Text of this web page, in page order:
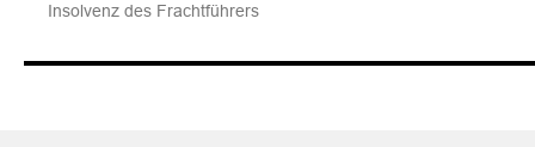
Insolvenz des Frachtführers